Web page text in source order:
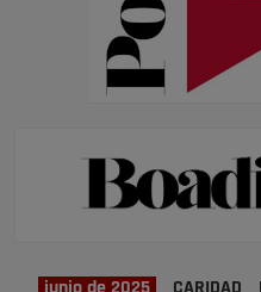
junio de 2025 CARIDAD